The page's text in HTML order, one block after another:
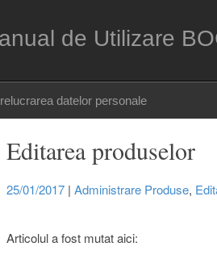
de Utilizare
datelor personale
Editarea produselor
25/01/2017| Administrare Produse,
Articolul a fost mutat aici: